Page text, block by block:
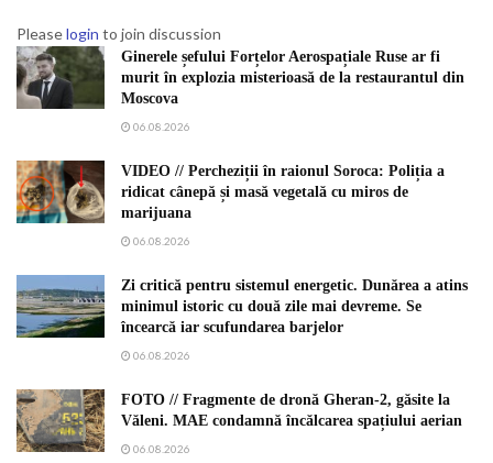
Pleaselogin to join discussion
Ginerele șefului Forțelor Aerospațiale Ruse ar fi
murit în explozia misterioasă de la restaurantul din
Moscova
06.08.2026
VIDEO // Percheziții în raionul Soroca: Poliția a
ridicat cânepă și masă vegetală cu miros de
marijuana
06.08.2026
Zi critică pentru sistemul energetic. Dunărea a atins
minimul istoric cu două zile mai devreme. Se
încearcă iar scufundarea barjelor
06.08.2026
FOTO // Fragmente de dronă Gheran-2, găsite la
Văleni. MAE condamnă încălcarea spațiului aerian
06.08.2026